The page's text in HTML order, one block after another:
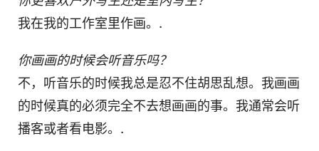
我在我的工作室里作画。.
你画画的时候会听音乐吗？
不，听音乐的时候我总是忍不住胡思乱想。我画画
的时候真的必须完全不去想画画的事。我通常会听
播客或者看电影。.